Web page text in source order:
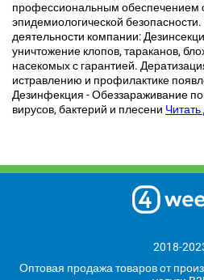
профессиональным обеспечением
эпидемиологической
деятельности компании:
уничтожение клопов, тараканов,
насекомых с гарантией.
истравлению и профилактике
Дезинфекция - Обеззараживание
вирусов, бактерий и плесени
2018-
Оптовая продажа товаров от